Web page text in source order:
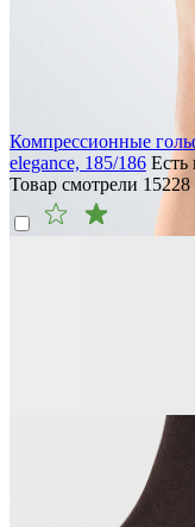
Компрессионные
elegance, 185/186 Есть
Товар смотрели 15228